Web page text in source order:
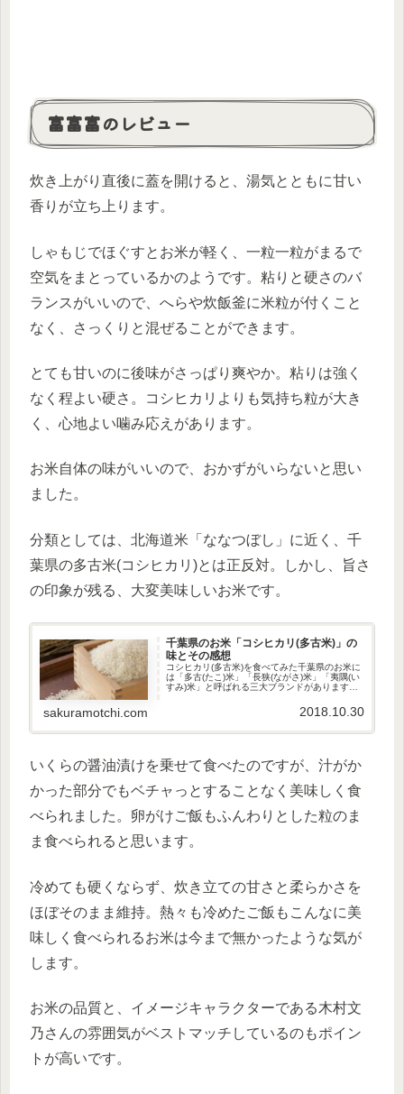
富富富のレビュー
炊き上がり直後に蓋を開けると、湯気とともに甘い
香りが立ち上ります。
しゃもじでほぐすとお米が軽く、一粒一粒がまるで
空気をまとっているかのようです。粘りと硬さのバ
ランスがいいので、へらや炊飯釜に米粒が付くこと
なく、さっくりと混ぜることができます。
とても甘いのに後味がさっぱり爽やか。粘りは強く
なく程よい硬さ。コシヒカリよりも気持ち粒が大き
く、心地よい噛み応えがあります。
お米自体の味がいいので、おかずがいらないと思い
ました。
分類としては、北海道米「ななつぼし」に近く、千
葉県の多古米(コシヒカリ)とは正反対。しかし、旨さ
の印象が残る、大変美味しいお米です。
千葉県のお米「コシヒカリ(多古米)」の
味とその感想
コシヒカリ(多古米)を食べてみた千葉県のお米に
は「多古(たこ)米」「長狭(ながさ)米」「夷隅(い
すみ)米」と呼ばれる三大ブランドがあります。
sakuramotchi.com 2018.10.30
いくらの醤油漬けを乗せて食べたのですが、汁がか
かった部分でもベチャっとすることなく美味しく食
べられました。卵がけご飯もふんわりとした粒のま
ま食べられると思います。
冷めても硬くならず、炊き立ての甘さと柔らかさを
ほぼそのまま維持。熱々も冷めたご飯もこんなに美
味しく食べられるお米は今まで無かったような気が
します。
お米の品質と、イメージキャラクターである木村文
乃さんの雰囲気がベストマッチしているのもポイン
トが高いです。